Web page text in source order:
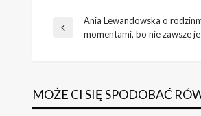
Nawigacja
Poprzedni
Ania Lewandowska o
momentami, bo nie zawsze
MOŻE CI SIĘ SPODOBAĆ